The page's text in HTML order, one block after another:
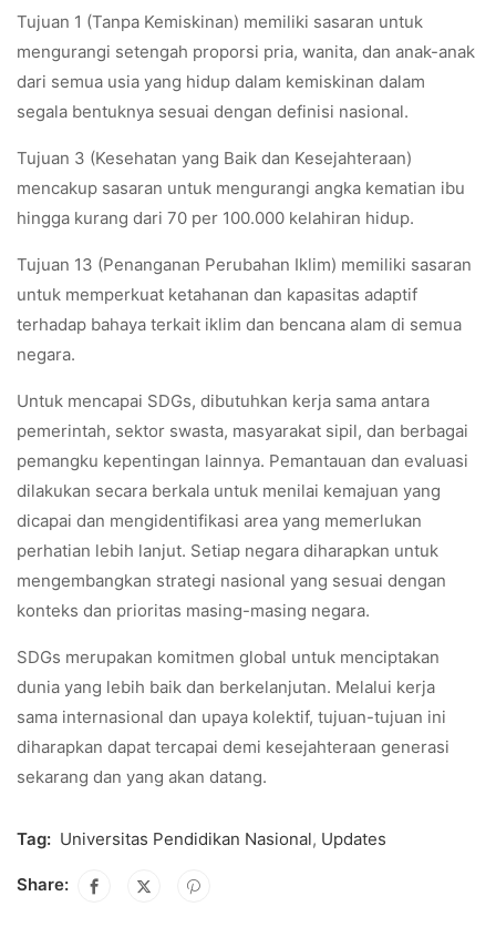
Tujuan 1 (Tanpa Kemiskinan) memiliki sasaran untuk
mengurangi setengah proporsi pria, wanita, dan anak-anak
dari semua usia yang hidup dalam kemiskinan dalam
segala bentuknya sesuai dengan definisi nasional.
Tujuan 3 (Kesehatan yang Baik dan Kesejahteraan)
mencakup sasaran untuk mengurangi angka kematian ibu
hingga kurang dari 70 per 100.000 kelahiran hidup.
Tujuan 13 (Penanganan Perubahan Iklim) memiliki sasaran
untuk memperkuat ketahanan dan kapasitas adaptif
terhadap bahaya terkait iklim dan bencana alam di semua
negara.
Untuk mencapai SDGs, dibutuhkan kerja sama antara
pemerintah, sektor swasta, masyarakat sipil, dan berbagai
pemangku kepentingan lainnya. Pemantauan dan evaluasi
dilakukan secara berkala untuk menilai kemajuan yang
dicapai dan mengidentifikasi area yang memerlukan
perhatian lebih lanjut. Setiap negara diharapkan untuk
mengembangkan strategi nasional yang sesuai dengan
konteks dan prioritas masing-masing negara.
SDGs merupakan komitmen global untuk menciptakan
dunia yang lebih baik dan berkelanjutan. Melalui kerja
sama internasional dan upaya kolektif, tujuan-tujuan ini
diharapkan dapat tercapai demi kesejahteraan generasi
sekarang dan yang akan datang.
Tag: Universitas Pendidikan Nasional, Updates
Share: